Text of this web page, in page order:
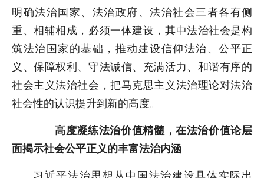
明确法治国家、法治政府、法治社会三者各有侧
重、相辅相成，必须一体建设，其中法治社会是构
筑法治国家的基础，推动建设信仰法治、公平正
义、保障权利、守法诚信、充满活力、和谐有序的
社会主义法治社会，把马克思主义法治理论对法治
社会性的认识提升到新的高度。
高度凝练法治价值精髓，在法治价值论层
面揭示社会公平正义的丰富法治内涵
习近平法治思想从中国法治建设具体实际出